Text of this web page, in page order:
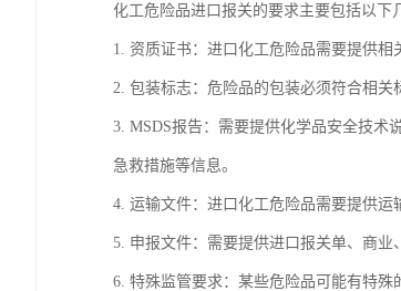
化工危险品进口报关的要求主要包括以下
1. 资质证书：进口化工危险品需要提供相
2. 包装标志：危险品的包装必须符合相关
3. MSDS报告：需要提供化学品安全技术
急救措施等信息。
4. 运输文件：进口化工危险品需要提供运
5. 申报文件：需要提供进口报关单、商业
6. 特殊监管要求：某些危险品可能有特殊